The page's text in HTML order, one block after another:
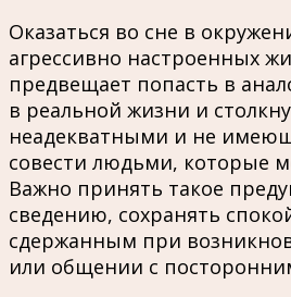
Оказаться во сне в
агрессивно настроенных
предвещает попасть в
в реальной жизни и
неадекватными и не
совести людьми, которые
Важно принять такое
сведению, сохранять
сдержанным при
или общении с